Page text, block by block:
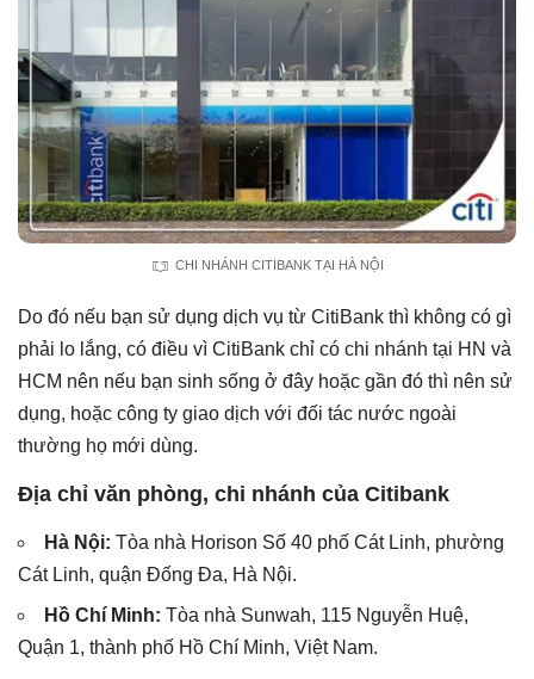
CHI NHÁNH CITIBANK TẠI HÀ NỘI
Do đó nếu bạn sử dụng dịch vụ từ CitiBank thì không có gì
phải lo lắng, có điều vì CitiBank chỉ có chi nhánh tại HN và
HCM nên nếu bạn sinh sống ở đây hoặc gần đó thì nên sử
dụng, hoặc công ty giao dịch với đối tác nước ngoài
thường họ mới dùng.
Địa chỉ văn phòng, chi nhánh của Citibank
Hà Nội: Tòa nhà Horison Số 40 phố Cát Linh, phường
Cát Linh, quận Đống Đa, Hà Nội.
Hồ Chí Minh: Tòa nhà Sunwah, 115 Nguyễn Huệ,
Quận 1, thành phố Hồ Chí Minh, Việt Nam.